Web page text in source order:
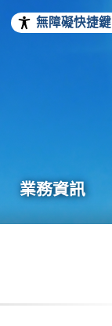
無障礙快捷鍵
業務資訊